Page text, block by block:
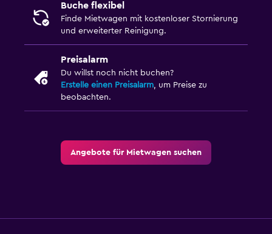
Buche flexibel
Finde Mietwagen mit kostenloser Stornierung
und erweiterter Reinigung.
Preisalarm
Du willst noch nicht buchen?
Erstelle einen Preisalarm, um Preise zu
beobachten.
Angebote für Mietwagen suchen